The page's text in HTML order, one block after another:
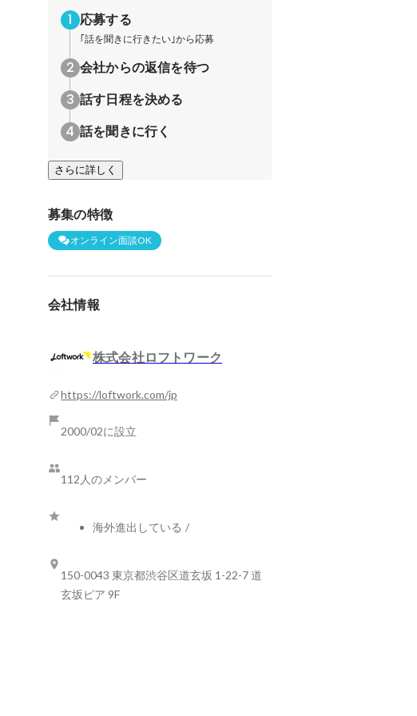
応募する
｢話を聞きに行きたい｣から応募
会社からの返信を待つ
話す日程を決める
話を聞きに行く
さらに詳しく
募集の特徴
オンライン面談OK
会社情報
株式会社ロフトワーク
https://loftwork.com/jp
2000/02に設立
112人のメンバー
海外進出している /
150-0043 東京都渋谷区道玄坂 1-22-7 道
玄坂ピア 9F